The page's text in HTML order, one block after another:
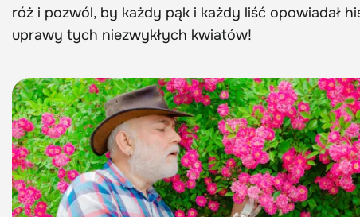
róż i pozwól, by każdy pąk i każdy liść opowiadał
uprawy tych niezwykłych kwiatów!